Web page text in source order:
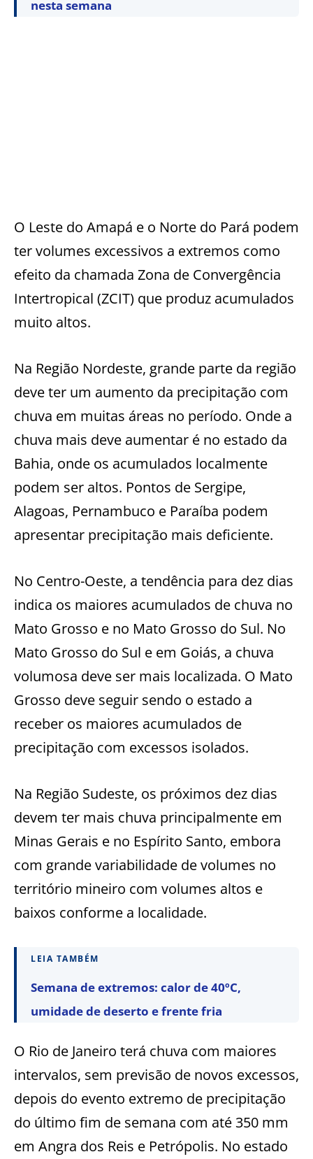
nesta semana
O Leste do Amapá e o Norte do Pará podem
ter volumes excessivos a extremos como
efeito da chamada Zona de Convergência
Intertropical (ZCIT) que produz acumulados
muito altos.
Na Região Nordeste, grande parte da região
deve ter um aumento da precipitação com
chuva em muitas áreas no período. Onde a
chuva mais deve aumentar é no estado da
Bahia, onde os acumulados localmente
podem ser altos. Pontos de Sergipe,
Alagoas, Pernambuco e Paraíba podem
apresentar precipitação mais deficiente.
No Centro-Oeste, a tendência para dez dias
indica os maiores acumulados de chuva no
Mato Grosso e no Mato Grosso do Sul. No
Mato Grosso do Sul e em Goiás, a chuva
volumosa deve ser mais localizada. O Mato
Grosso deve seguir sendo o estado a
receber os maiores acumulados de
precipitação com excessos isolados.
Na Região Sudeste, os próximos dez dias
devem ter mais chuva principalmente em
Minas Gerais e no Espírito Santo, embora
com grande variabilidade de volumes no
território mineiro com volumes altos e
baixos conforme a localidade.
LEIA TAMBÉM
Semana de extremos: calor de 40ºC,
umidade de deserto e frente fria
O Rio de Janeiro terá chuva com maiores
intervalos, sem previsão de novos excessos,
depois do evento extremo de precipitação
do último fim de semana com até 350 mm
em Angra dos Reis e Petrópolis. No estado